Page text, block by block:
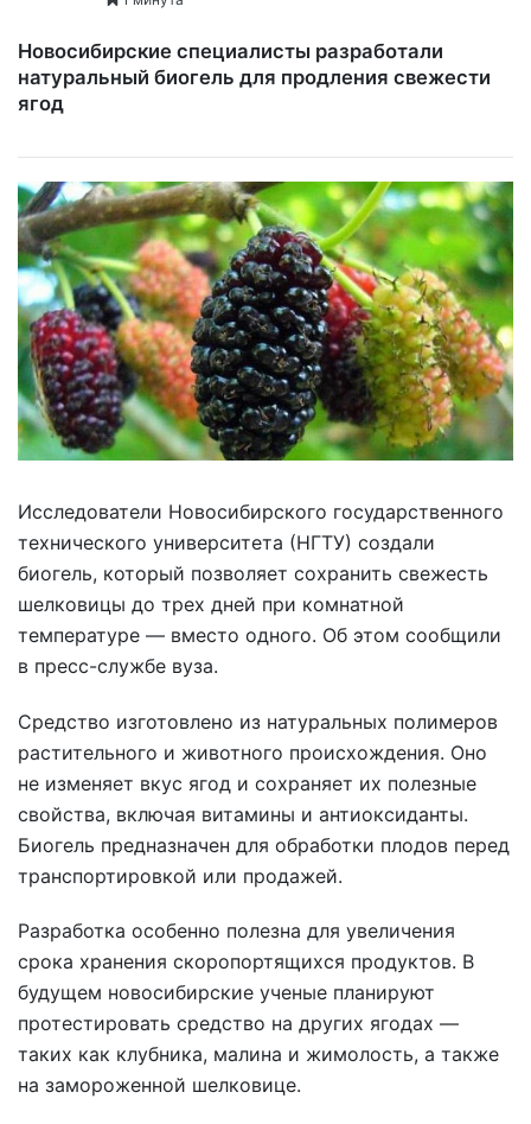
Новосибирские специалисты разработали
натуральный биогель для продления свежести
ягод
Исследователи Новосибирского государственного
технического университета (НГТУ) создали
биогель, который позволяет сохранить свежесть
шелковицы до трех дней при комнатной
температуре — вместо одного. Об этом сообщили
в пресс-службе вуза.
Средство изготовлено из натуральных полимеров
растительного и животного происхождения. Оно
не изменяет вкус ягод и сохраняет их полезные
свойства, включая витамины и антиоксиданты.
Биогель предназначен для обработки плодов перед
транспортировкой или продажей.
Разработка особенно полезна для увеличения
срока хранения скоропортящихся продуктов. В
будущем новосибирские ученые планируют
протестировать средство на других ягодах —
таких как клубника, малина и жимолость, а также
на замороженной шелковице.